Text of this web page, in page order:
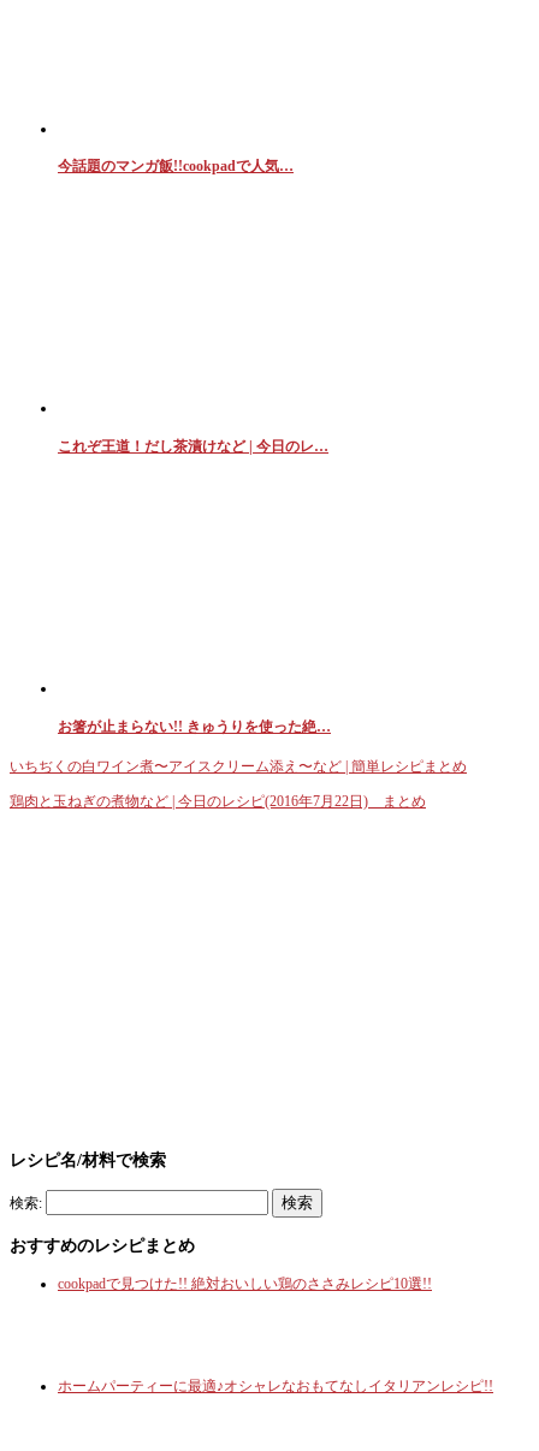
今話題のマンガ飯!!cookpadで人気…
これぞ王道！だし茶漬けなど | 今日のレ…
お箸が止まらない!! きゅうりを使った絶…
いちぢくの白ワイン煮〜アイスクリーム添え〜など | 簡単レシピまとめ
鶏肉と玉ねぎの煮物など | 今日のレシピ(2016年7月22日) まとめ
レシピ名/材料で検索
検索:
おすすめのレシピまとめ
cookpadで見つけた!! 絶対おいしい鶏のささみレシピ10選!!
ホームパーティーに最適♪オシャレなおもてなしイタリアンレシピ!!